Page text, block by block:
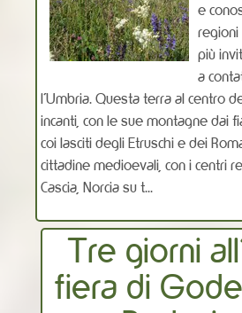
e
regioni
più
a
l’Umbria. Questa terra al centro
incanti, con le sue montagne dai
coi lasciti degli Etruschi e dei
cittadine medioevali, con i centri
Cascia, Norcia su t...
Tre giorni
fiera di